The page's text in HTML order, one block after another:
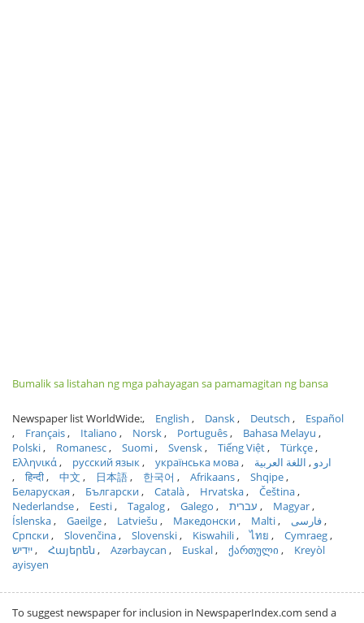
Bumalik sa listahan ng mga pahayagan sa pamamagitan ng bansa
Newspaper list WorldWide: English Dansk Deutsch
Español
Français
Italiano Norsk Português
Bahasa Melayu
Polski
Romanesc Suomi Svensk Tiếng Việt
Türkçe
Ελληνικά
русский язык українська мова اردو
اللغة العربية
हिन्दी
中文 日本語 한국어 Afrikaans
Shqipe
Беларуская
Български Català Hrvatska
Čeština
Nederlandse
Eesti Tagalog Galego עברית
Magyar
Íslenska
Gaeilge Latviešu Македонски Malti
فارسی
Српски
Slovenčina Slovenski Kiswahili ไทย
Cymraeg
ייִדיש
Հայերեն Azərbaycan Euskal ქართული
Kreyòl
ayisyen
To suggest newspaper for inclusion in NewspaperIndex.com send a